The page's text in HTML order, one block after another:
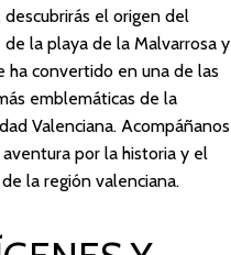
descubrirás el origen del
la playa de la Malvarrosa y
ha convertido en una de las
emblemáticas de la
Valenciana. Acompáñanos
por la historia y el
la región valenciana.